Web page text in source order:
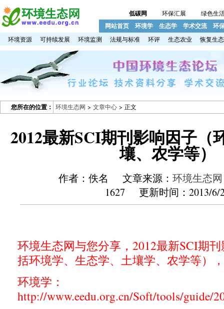
低碳网 环保汇展 绿色生
网站首页 环境学 生态学 学术交流 环
环境资源 可持续发展 环境监测 法规与标准 环评 生态农业 恢复生态
您所在的位置： 环境生态网 > 文章中心 > 正文
2012最新SCI期刊影响因子（
壤、农学等）
作者：佚名 文章来源： 环境生态网
1627 更新时间：2013/6/
环境生态网与您分享，2012最新SCI期
括环境学、生态学、土壤学、农学等）
环境学：
http://www.eedu.org.cn/Soft/tools/guide/